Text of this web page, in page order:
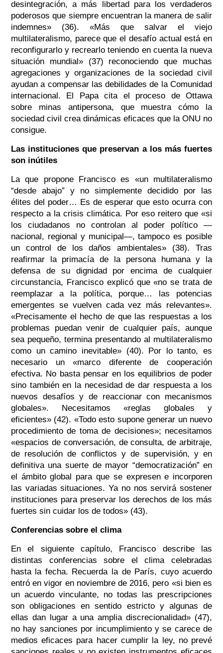
desintegración, a más libertad para los verdaderos
poderosos que siempre encuentran la manera de salir
indemnes» (36). «Más que salvar el viejo
multilateralismo, parece que el desafío actual está en
reconfigurarlo y recrearlo teniendo en cuenta la nueva
situación mundial» (37) reconociendo que muchas
agregaciones y organizaciones de la sociedad civil
ayudan a compensar las debilidades de la Comunidad
internacional. El Papa cita el proceso de Ottawa
sobre minas antipersona, que muestra cómo la
sociedad civil crea dinámicas eficaces que la ONU no
consigue.
Las instituciones que preservan a los más fuertes
son inútiles
La que propone Francisco es «un multilateralismo
“desde abajo” y no simplemente decidido por las
élites del poder… Es de esperar que esto ocurra con
respecto a la crisis climática. Por eso reitero que «si
los ciudadanos no controlan al poder político —
nacional, regional y municipal—, tampoco es posible
un control de los daños ambientales» (38). Tras
reafirmar la primacía de la persona humana y la
defensa de su dignidad por encima de cualquier
circunstancia, Francisco explicó que «no se trata de
reemplazar a la política, porque… las potencias
emergentes se vuelven cada vez más relevantes».
«Precisamente el hecho de que las respuestas a los
problemas puedan venir de cualquier país, aunque
sea pequeño, termina presentando al multilateralismo
como un camino inevitable» (40). Por lo tanto, es
necesario un «marco diferente de cooperación
efectiva. No basta pensar en los equilibrios de poder
sino también en la necesidad de dar respuesta a los
nuevos desafíos y de reaccionar con mecanismos
globales». Necesitamos «reglas globales y
eficientes» (42). «Todo esto supone generar un nuevo
procedimiento de toma de decisiones»; necesitamos
«espacios de conversación, de consulta, de arbitraje,
de resolución de conflictos y de supervisión, y en
definitiva una suerte de mayor “democratización” en
el ámbito global para que se expresen e incorporen
las variadas situaciones. Ya no nos servirá sostener
instituciones para preservar los derechos de los más
fuertes sin cuidar los de todos» (43).
Conferencias sobre el clima
En el siguiente capítulo, Francisco describe las
distintas conferencias sobre el clima celebradas
hasta la fecha. Recuerda la de París, cuyo acuerdo
entró en vigor en noviembre de 2016, pero «si bien es
un acuerdo vinculante, no todas las prescripciones
son obligaciones en sentido estricto y algunas de
ellas dan lugar a una amplia discrecionalidad» (47),
no hay sanciones por incumplimiento y se carece de
medios eficaces para hacer cumplir la ley, no prevé